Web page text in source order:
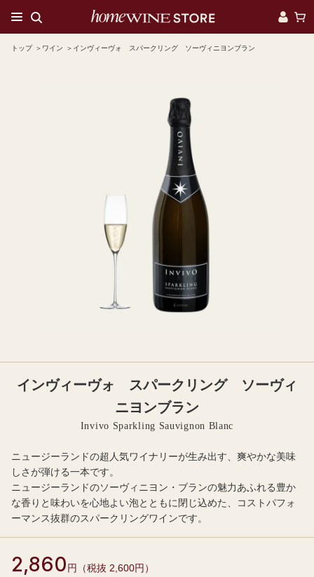
トップ ワイン インヴィーヴォ スパークリング ソーヴィニヨンブラン
インヴィーヴォ スパークリング ソーヴィ
ニヨンブラン
Invivo Sparkling Sauvignon Blanc
ニュージーランドの超人気ワイナリーが生み出す、爽やかな美味
しさが弾ける一本です。
ニュージーランドのソーヴィニヨン・ブランの魅力あふれる豊か
な香りと味わいを心地よい泡とともに閉じ込めた、コストパフォ
ーマンス抜群のスパークリングワインです。
2,860円（税抜 2,600円）